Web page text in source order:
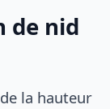
de nid
la hauteur